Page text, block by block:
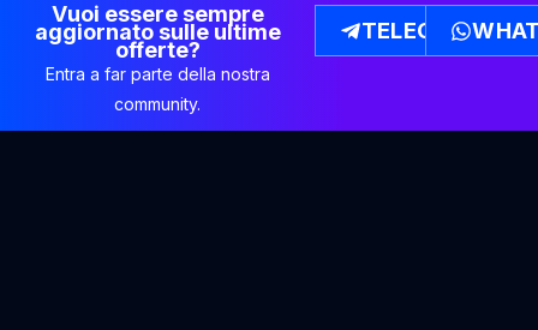
Vuoi essere sempre
aggiornato sulle ultime
offerte?
Entra a far parte della nostra
community.
TELEGRAM